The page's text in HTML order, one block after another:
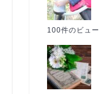
100件のビュー